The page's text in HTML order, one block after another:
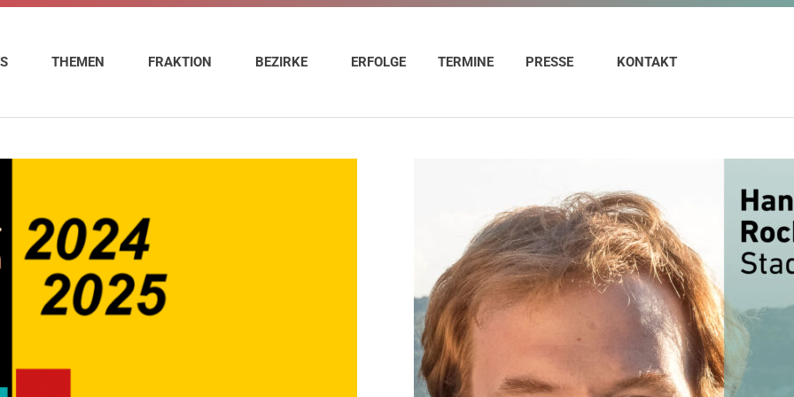
THEMEN FRAKTION BEZIRKE ERFOLGE TERMINE PRESSE KONTAKT